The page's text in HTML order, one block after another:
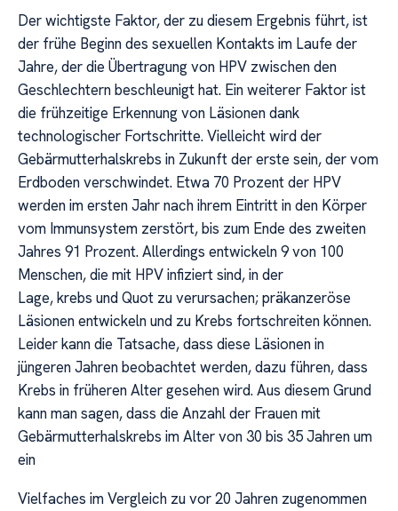
Der wichtigste Faktor, der zu diesem Ergebnis führt, ist
der frühe Beginn des sexuellen Kontakts im Laufe der
Jahre, der die Übertragung von HPV zwischen den
Geschlechtern beschleunigt hat. Ein weiterer Faktor ist
die frühzeitige Erkennung von Läsionen dank
technologischer Fortschritte. Vielleicht wird der
Gebärmutterhalskrebs in Zukunft der erste sein, der vom
Erdboden verschwindet. Etwa 70 Prozent der HPV
werden im ersten Jahr nach ihrem Eintritt in den Körper
vom Immunsystem zerstört, bis zum Ende des zweiten
Jahres 91 Prozent. Allerdings entwickeln 9 von 100
Menschen, die mit HPV infiziert sind, in der
Lage, krebs und Quot zu verursachen; präkanzeröse
Läsionen entwickeln und zu Krebs fortschreiten können.
Leider kann die Tatsache, dass diese Läsionen in
jüngeren Jahren beobachtet werden, dazu führen, dass
Krebs in früheren Alter gesehen wird. Aus diesem Grund
kann man sagen, dass die Anzahl der Frauen mit
Gebärmutterhalskrebs im Alter von 30 bis 35 Jahren um
ein
Vielfaches im Vergleich zu vor 20 Jahren zugenommen